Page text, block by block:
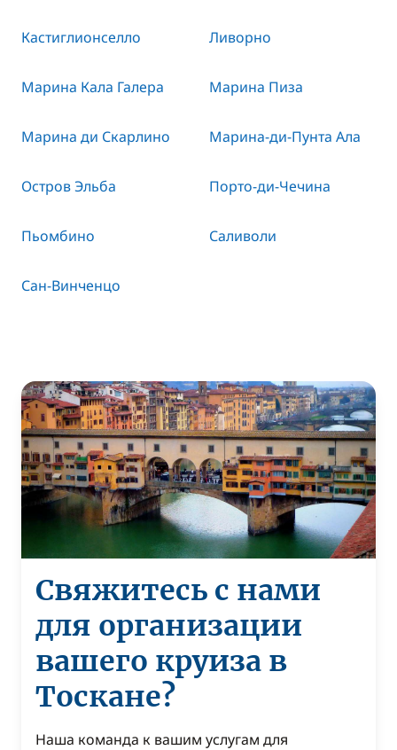
Кастиглионселло Ливорно
Марина Кала Галера Марина Пиза
Марина ди Скарлино Марина-ди-Пунта Ала
Остров Эльба Порто-ди-Чечина
Пьомбино Саливоли
Сан-Винченцо
Свяжитесь с нами
для организации
вашего круиза в
Тоскане?
Наша команда к вашим услугам для